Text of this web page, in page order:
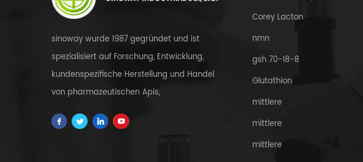
sinoway wurde 1987 gegründet und ist
spezialisiert auf Forschung, Entwicklung,
kundenspezifische Herstellung und Handel
von pharmazeutischen Apis,
Nahrungsergänzungsmittel, kosmetische
Corey Lacton
nmn
gsh 70-18-8
Glutathion
mittlere
mittlere
mittlere